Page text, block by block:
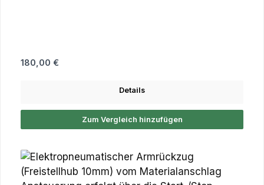
Regulärer Preis:
180,00 €
Details
Zum Vergleich hinzufügen